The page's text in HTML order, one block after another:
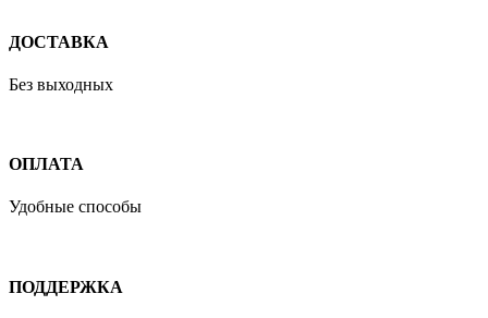
ДОСТАВКА
Без выходных
ОПЛАТА
Удобные способы
ПОДДЕРЖКА